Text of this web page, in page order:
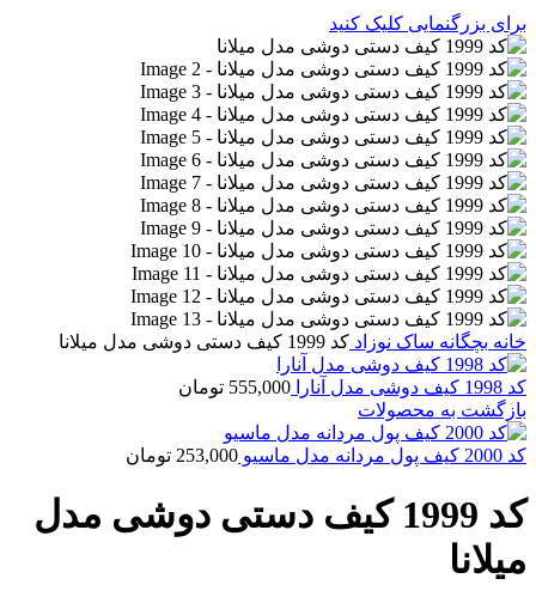
برای بزرگنمایی کلیک کنید
خانه بچگانه ساک نوزاد کد 1999 کیف دستی دوشی مدل میلانا
کد 1998 کیف دوشی مدل آنارا 555,000 تومان
بازگشت به محصولات
کد 2000 کیف پول مردانه مدل ماسیو 253,000 تومان
کد 1999 کیف دستی دوشی مدل
میلانا